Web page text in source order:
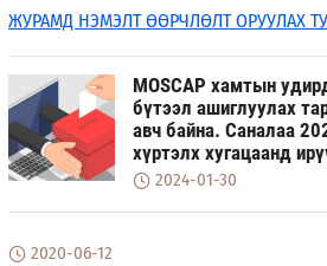
ЖУРАМД НЭМЭЛТ ӨӨРЧЛӨЛТ ОРУУЛАХ
MOSCAP хамтын
бүтээл ашиглуулах
авч байна. Саналаа
хүртэлх хугацаанд
2024-01-30
2020-06-12